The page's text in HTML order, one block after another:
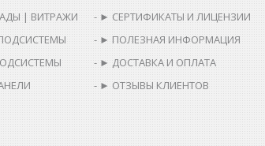
| ВИТРАЖИ
► СЕРТИФИКАТЫ И ЛИЦЕНЗИИ
► ПОЛЕЗНАЯ ИНФОРМАЦИЯ
► ДОСТАВКА И ОПЛАТА
► ОТЗЫВЫ КЛИЕНТОВ